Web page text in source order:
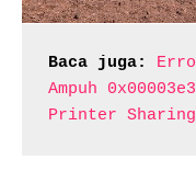
Baca juga:
Ampuh
Printer